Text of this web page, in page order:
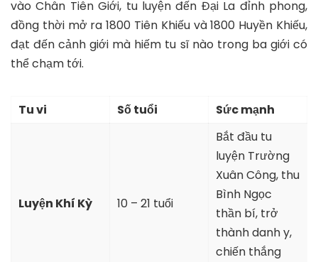
vào Chân Tiên Giới, tu luyện đến Đại La đỉnh phong,
đồng thời mở ra 1800 Tiên Khiếu và 1800 Huyền Khiếu,
đạt đến cảnh giới mà hiếm tu sĩ nào trong ba giới có
thể chạm tới.
Tu vi Số tuổi Sức mạnh
Luyện Khí Kỳ 10 – 21 tuổi
Bắt đầu tu
luyện Trường
Xuân Công, thu
Bình Ngọc
thần bí, trở
thành danh y,
chiến thắng